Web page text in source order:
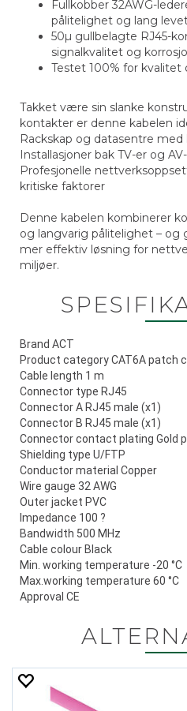
Fullkobber 32AWG-
pålitelighet og lang
50µ gullbelagte RJ45-
signalkvalitet og
Testet 100% for kvalitet
Takket være sin slanke
kontakter er denne kabelen
Rackskap og datasentre
Installasjoner bak TV-er og
Profesjonelle
kritiske faktorer
Denne kabelen kombinerer
og langvarig pålitelighet – og
mer effektiv løsning for
miljøer.
Brand ACT
Product category CAT6A patch
Cable length 1 m
Connector type RJ45
Connector A RJ45 male (x1)
Connector B RJ45 male (x1)
Connector contact plating Gold
Shielding type U/FTP
Conductor material Copper
Wire gauge 32 AWG
Outer jacket PVC
Impedance 100 ?
Bandwidth 500 MHz
Cable colour Black
Min. working temperature -20 °C
Max.working temperature 60 °C
Approval CE